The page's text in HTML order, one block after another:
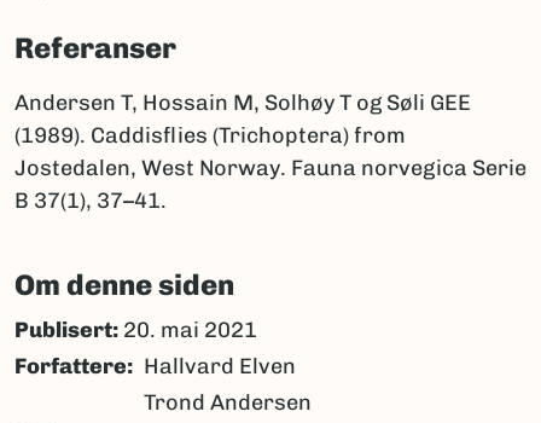
Referanser
Andersen T, Hossain M, Solhøy T og Søli GEE
(1989). Caddisflies (Trichoptera) from
Jostedalen, West Norway. Fauna norvegica Serie
B 37(1), 37–41.
Om denne siden
Publisert: 20. mai 2021
Forfattere
Hallvard Elven
Trond Andersen